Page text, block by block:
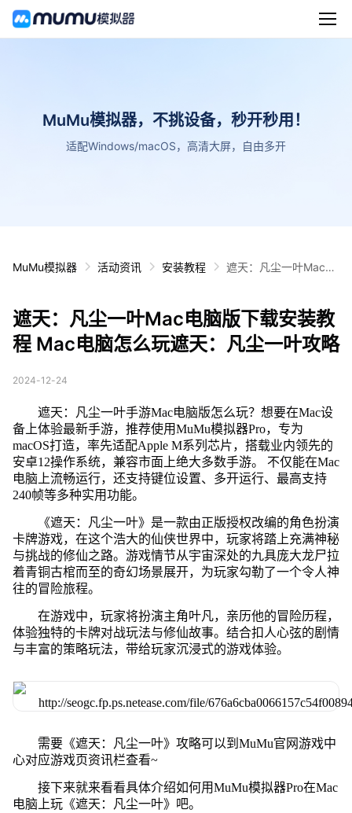
MuMu模拟器，不挑设备，秒开秒用！
适配Windows/macOS，高清大屏，自由多开
MuMu模拟器 活动资讯 安装教程
遮天：凡尘一叶Mac电
一叶攻略
遮天：凡尘一叶Mac电脑版下载安装教
程 Mac电脑怎么玩遮天：凡尘一叶攻略
2024-12-24
遮天：凡尘一叶手游Mac电脑版怎么玩？想要在Mac设
备上体验最新手游，推荐使用MuMu模拟器Pro，专为
macOS打造，率先适配Apple M系列芯片，搭载业内领先的
安卓12操作系统，兼容市面上绝大多数手游。 不仅能在Mac
电脑上流畅运行，还支持键位设置、多开运行、最高支持
240帧等多种实用功能。
《遮天：凡尘一叶》是一款由正版授权改编的角色扮演
卡牌游戏，在这个浩大的仙侠世界中，玩家将踏上充满神秘
与挑战的修仙之路。游戏情节从宇宙深处的九具庞大龙尸拉
着青铜古棺而至的奇幻场景展开，为玩家勾勒了一个令人神
往的冒险旅程。
在游戏中，玩家将扮演主角叶凡，亲历他的冒险历程，
体验独特的卡牌对战玩法与修仙故事。结合扣人心弦的剧情
与丰富的策略玩法，带给玩家沉浸式的游戏体验。
需要《遮天：凡尘一叶》攻略可以到MuMu官网游戏中
心对应游戏页资讯栏查看~
接下来就来看看具体介绍如何用MuMu模拟器Pro在Mac
电脑上玩《遮天：凡尘一叶》吧。